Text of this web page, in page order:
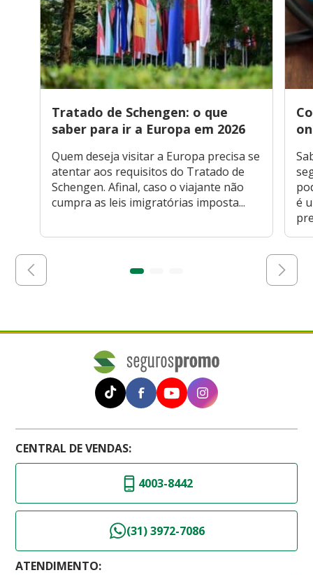
Tratado de Schengen: o que
saber para ir a Europa em 2026
Quem deseja visitar a Europa precisa se
atentar aos requisitos do Tratado de
Schengen. Afinal, caso o viajante não
cumpra as leis imigratórias imposta...
é
CENTRAL DE VENDAS:
4003-8442
(31) 3972-7086
ATENDIMENTO: